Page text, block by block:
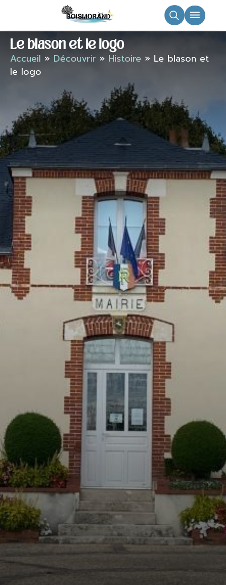
Le blason et le logo
Accueil » Découvrir » Histoire » Le blason et
le logo